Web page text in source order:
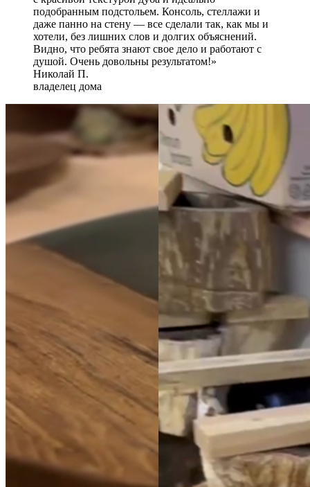
подобранным подстольем. Консоль, стеллажи и
даже панно на стену — все сделали так, как мы и
хотели, без лишних слов и долгих объяснений.
Видно, что ребята знают свое дело и работают с
душой. Очень довольны результатом!»
Николай П.
владелец дома